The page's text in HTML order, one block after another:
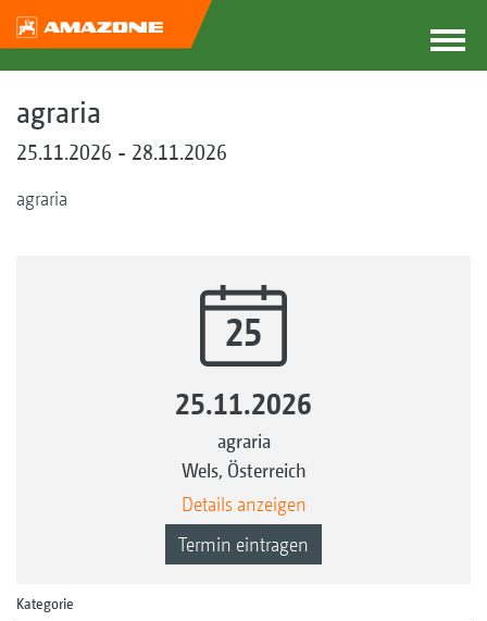
agraria
25.11.2026 - 28.11.2026
agraria
25
25.11.2026
agraria
Wels, Österreich
Details anzeigen
Termin eintragen
Kategorie